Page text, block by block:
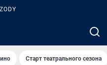
ZODY
Старт театрального сезона